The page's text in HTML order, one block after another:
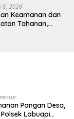
8, 2026
Keamanan dan
Tahanan,
Pangan Desa,
Labuapi